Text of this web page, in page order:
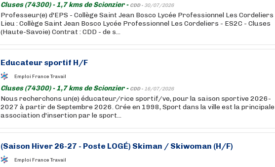
Cluses (74300) - 1,7 kms de Scionzier - CDD - 30/07/2026
Professeur(e) d'EPS - Collège Saint Jean Bosco Lycée Professionnel Les Cordeliers
Lieu : Collège Saint Jean Bosco Lycée Professionnel Les Cordeliers - ES2C - Cluses
(Haute-Savoie) Contrat : CDD - de s...
Educateur sportif H/F
Emploi France Travail
Cluses (74300) - 1,7 kms de Scionzier - CDD - 16/07/2026
Nous recherchons un(e) éducateur/rice sportif/ve, pour la saison sportive 2026-
2027 à partir de Septembre 2026. Crée en 1998, Sport dans la ville est la principale
association d'insertion par le sport...
(Saison Hiver 26-27 - Poste LOGÉ) Skiman / Skiwoman (H/F)
Emploi France Travail